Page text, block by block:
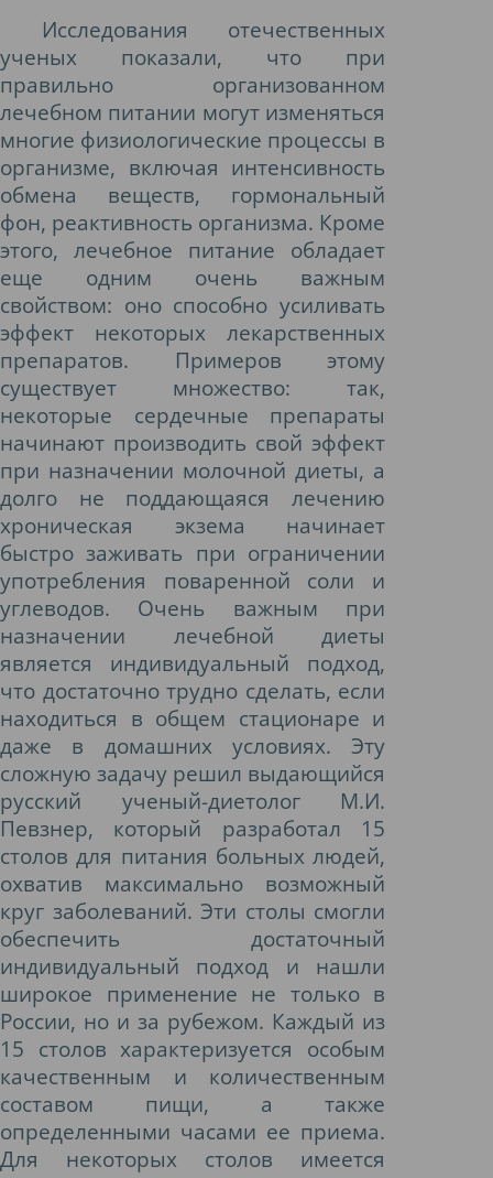
Исследования отечественных
ученых показали, что при
правильно организованном
лечебном питании могут изменяться
многие физиологические процессы в
организме, включая интенсивность
обмена веществ, гормональный
фон, реактивность организма. Кроме
этого, лечебное питание обладает
еще одним очень важным
свойством: оно способно усиливать
эффект некоторых лекарственных
препаратов. Примеров этому
существует множество: так,
некоторые сердечные препараты
начинают производить свой эффект
при назначении молочной диеты, а
долго не поддающаяся лечению
хроническая экзема начинает
быстро заживать при ограничении
употребления поваренной соли и
углеводов. Очень важным при
назначении лечебной диеты
является индивидуальный подход,
что достаточно трудно сделать, если
находиться в общем стационаре и
даже в домашних условиях. Эту
сложную задачу решил выдающийся
русский ученый-диетолог М.И.
Певзнер, который разработал 15
столов для питания больных людей,
охватив максимально возможный
круг заболеваний. Эти столы смогли
обеспечить достаточный
индивидуальный подход и нашли
широкое применение не только в
России, но и за рубежом. Каждый из
15 столов характеризуется особым
качественным и количественным
составом пищи, а также
определенными часами ее приема.
Для некоторых столов имеется